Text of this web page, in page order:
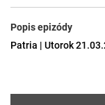
Popis epizódy
Patria | Utorok